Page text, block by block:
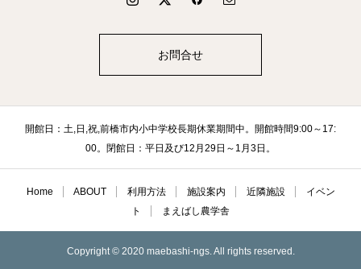
お問合せ
開館日：土,日,祝,前橋市内小中学校長期休業期間中。開館時間9:00～17:
00。閉館日：平日及び12月29日～1月3日。
Home ABOUT 利用方法 施設案内 近隣施設
イベン
ト
まえばし農学舎
Copyright © 2020 maebashi-ngs. All rights reserved.